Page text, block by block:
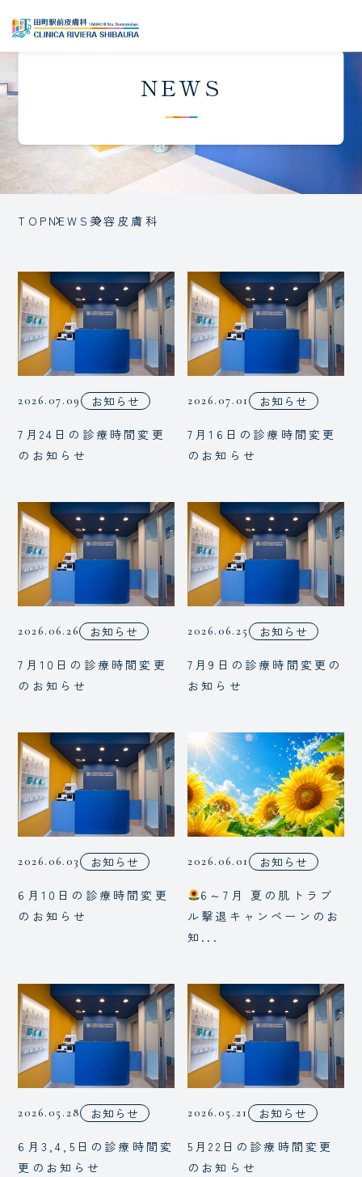
NEWS
TOP NEWS 美容皮膚科
2026.07.09 お知らせ
7月24日の診療時間変更
のお知らせ
2026.07.01 お知らせ
7月16日の診療時間変更
のお知らせ
2026.06.26 お知らせ
7月10日の診療時間変更
のお知らせ
2026.06.25 お知らせ
7月9日の診療時間変更の
お知らせ
2026.06.03 お知らせ
6月10日の診療時間変更
のお知らせ
2026.06.01 お知らせ
6～7月 夏の肌トラブ
ル撃退キャンペーンのお
知...
2026.05.28 お知らせ
6月3,4,5日の診療時間変
更のお知らせ
2026.05.21 お知らせ
5月22日の診療時間変更
のお知らせ